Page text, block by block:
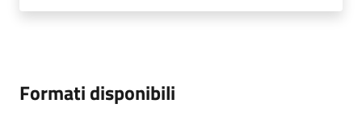
Formati disponibili